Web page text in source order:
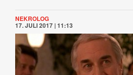
NEKROLOG
17. JULI 2017 | 11:13